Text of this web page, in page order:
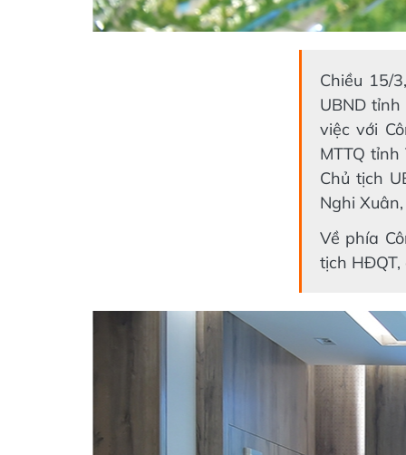
Chiều 15/
UBND
việc với
MTTQ
Chủ tịch
Nghi
Về phía
tịch HĐQT,